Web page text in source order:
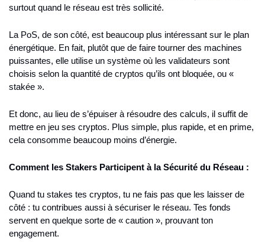
surtout quand le réseau est très sollicité.
La PoS, de son côté, est beaucoup plus intéressant sur le plan
énergétique. En fait, plutôt que de faire tourner des machines
puissantes, elle utilise un système où les validateurs sont
choisis selon la quantité de cryptos qu’ils ont bloquée, ou «
stakée ».
Et donc, au lieu de s’épuiser à résoudre des calculs, il suffit de
mettre en jeu ses cryptos. Plus simple, plus rapide, et en prime,
cela consomme beaucoup moins d’énergie.
Comment les Stakers Participent à la Sécurité du Réseau :
Quand tu stakes tes cryptos, tu ne fais pas que les laisser de
côté : tu contribues aussi à sécuriser le réseau. Tes fonds
servent en quelque sorte de « caution », prouvant ton
engagement.